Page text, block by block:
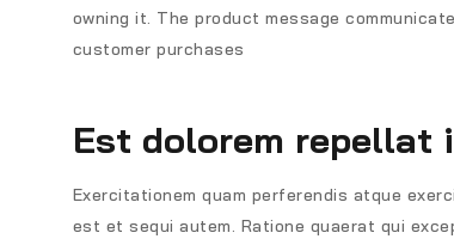
owning it. The product message
customer purchases
Est dolorem repellat
Exercitationem quam perferendis atque
est et sequi autem. Ratione quaerat qui